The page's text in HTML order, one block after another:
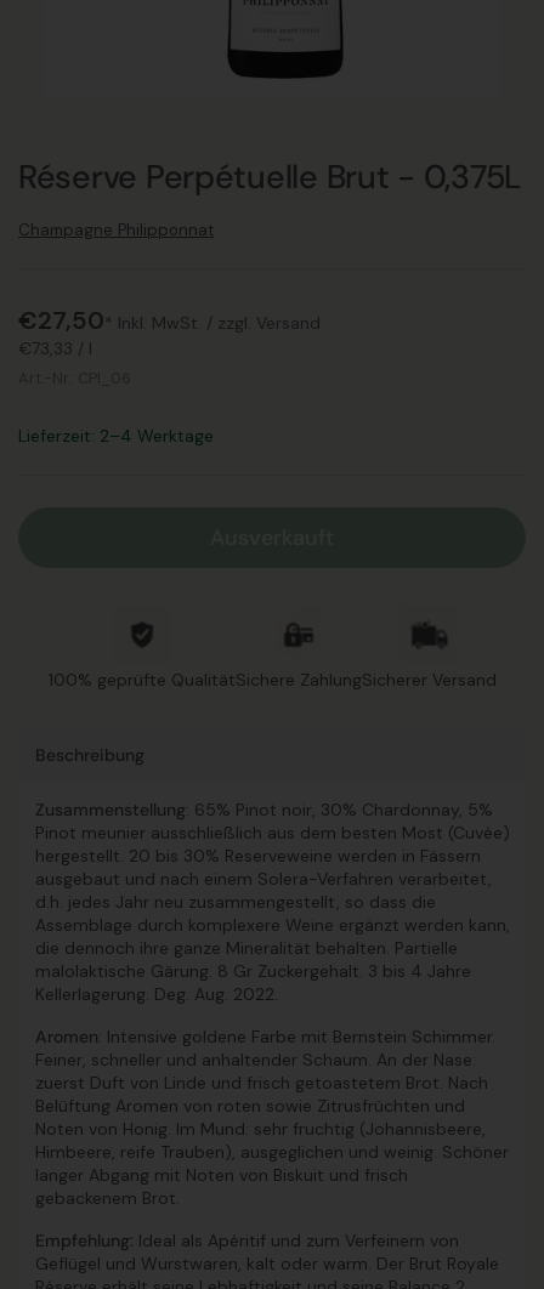
Réserve Perpétuelle Brut - 0,375L
Champagne Philipponnat
€27,50 * Inkl. MwSt. / zzgl. Versand
€73,33 / l
Lieferzeit: 2–4 Werktage
100% geprüfte QualitätSichere ZahlungSicherer Versand
Beschreibung
Zusammenstellung: 65% Pinot noir, 30% Chardonnay, 5%
Pinot meunier ausschließlich aus dem besten Most (Cuvée)
hergestellt. 20 bis 30% Reserveweine werden in Fässern
ausgebaut und nach einem Solera-Verfahren verarbeitet,
d.h. jedes Jahr neu zusammengestellt, so dass die
Assemblage durch komplexere Weine ergänzt werden kann,
die dennoch ihre ganze Mineralität behalten. Partielle
malolaktische Gärung. 8 Gr Zuckergehalt. 3 bis 4 Jahre
Kellerlagerung. Deg. Aug. 2022.
Aromen: Intensive goldene Farbe mit Bernstein Schimmer.
Feiner, schneller und anhaltender Schaum. An der Nase:
zuerst Duft von Linde und frisch getoastetem Brot. Nach
Belüftung Aromen von roten sowie Zitrusfrüchten und
Noten von Honig. Im Mund: sehr fruchtig (Johannisbeere,
Himbeere, reife Trauben), ausgeglichen und weinig. Schöner
langer Abgang mit Noten von Biskuit und frisch
gebackenem Brot.
Empfehlung: Ideal als Apéritif und zum Verfeinern von
Geflügel und Wurstwaren, kalt oder warm. Der Brut Royale